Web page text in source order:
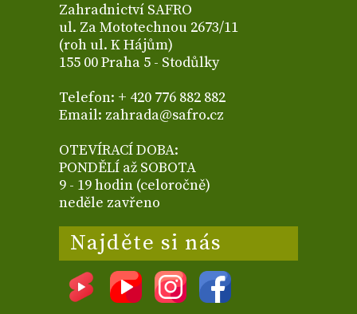
Zahradnictví SAFRO
ul. Za Mototechnou 2673/11
(roh ul. K Hájům)
155 00 Praha 5 - Stodůlky
Telefon: + 420 776 882 882
Email: zahrada@safro.cz
OTEVÍRACÍ DOBA:
PONDĚLÍ až SOBOTA
9 - 19 hodin (celoročně)
neděle zavřeno
Najděte si nás